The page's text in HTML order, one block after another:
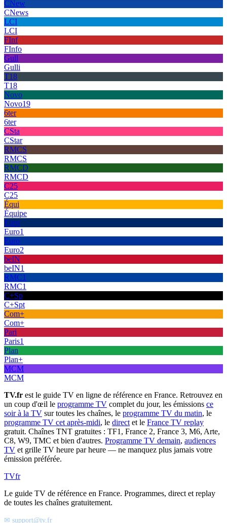
CNew
CNews
LCI
LCI
FInf
FInfo
Gull
Gulli
T18
T18
Novo
Novo19
6ter
6ter
CSta
CStar
RMCS
RMCS
RMCD
RMCD
C25
C25
Équi
Équipe
Euro
Euro1
Euro
Euro2
beIN
beIN1
RMC1
RMC1
C+Sp
C+Spt
Com+
Com+
Pari
Paris1
Plan
Plan+
MCM
MCM
TV.fr est le guide TV en ligne de référence en France. Retrouvez en
un coup d'œil le programme TV complet du jour, les émissions ce
soir à la TV sur toutes les chaînes, le programme TV du matin, le
programme TV cet après-midi, le direct et le France TV replay
gratuit. Chaînes TNT gratuites : TF1, France 2, France 3, M6, Arte,
C8, W9, TMC et bien d'autres. Programme TV demain, audiences
TV et grille TV heure par heure — ne manquez plus jamais votre
émission préférée.
TVfr
Le guide TV de référence en France. Programmes, direct et replay
de toutes les chaînes gratuitement.
✉ support@tv.fr